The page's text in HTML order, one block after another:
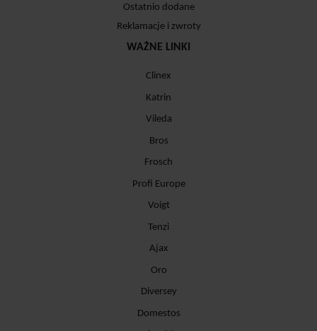
Ostatnio dodane
Reklamacje i zwroty
WAŻNE LINKI
Clinex
Katrin
Vileda
Bros
Frosch
Profi Europe
Voigt
Tenzi
Ajax
Oro
Diversey
Domestos